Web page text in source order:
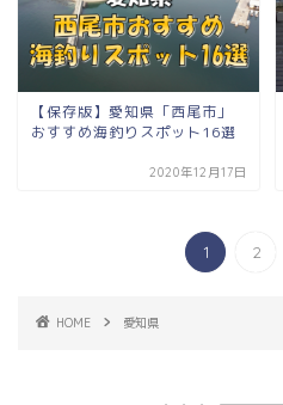
【保存版】愛知県「西尾市」
おすすめ海釣りスポット16選
2020年12月17日
1 2
HOME 愛知県